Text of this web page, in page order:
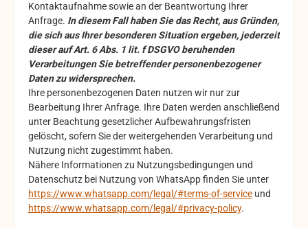
Kontaktaufnahme sowie an der Beantwortung Ihrer
Anfrage. In diesem Fall haben Sie das Recht, aus Gründen,
die sich aus Ihrer besonderen Situation ergeben, jederzeit
dieser auf Art. 6 Abs. 1 lit. f DSGVO beruhenden
Verarbeitungen Sie betreffender personenbezogener
Daten zu widersprechen.
Ihre personenbezogenen Daten nutzen wir nur zur
Bearbeitung Ihrer Anfrage. Ihre Daten werden anschließend
unter Beachtung gesetzlicher Aufbewahrungsfristen
gelöscht, sofern Sie der weitergehenden Verarbeitung und
Nutzung nicht zugestimmt haben.
Nähere Informationen zu Nutzungsbedingungen und
Datenschutz bei Nutzung von WhatsApp finden Sie unter
https://www.whatsapp.com/legal/#terms-of-service und
https://www.whatsapp.com/legal/#privacy-policy.